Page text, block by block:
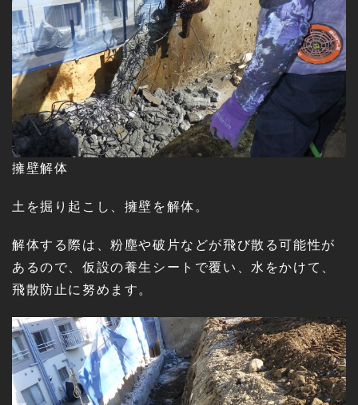
擁壁解体
土を掘り起こし、擁壁を解体。
解体する際は、粉塵や破片などが飛び散る可能性が
あるので、仮設の養生シートで覆い、水をかけて、
飛散防止に努めます。